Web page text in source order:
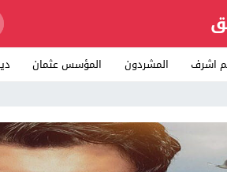
اشرف المشردون المؤسس عثمان